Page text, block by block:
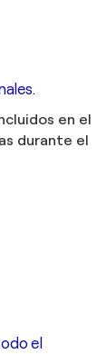
en el
durante el
el